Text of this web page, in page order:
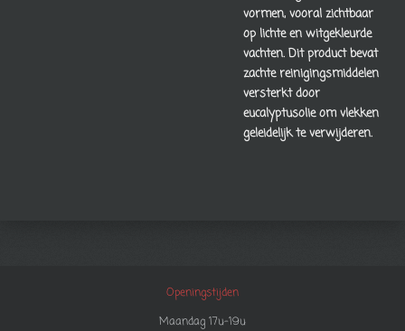
vormen, vooral zichtbaar
op lichte en witgekleurde
vachten. Dit product bevat
zachte reinigingsmiddelen
versterkt door
eucalyptusolie om vlekken
geleidelijk te verwijderen.
Openingstijden
Maandag 17u-19u